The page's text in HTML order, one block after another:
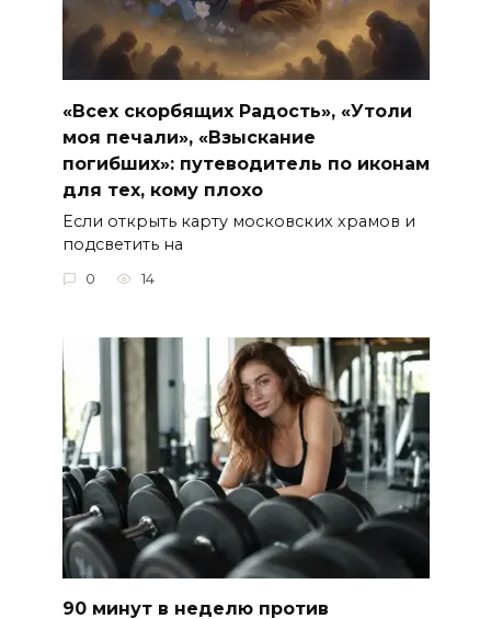
«Всех скорбящих Радость», «Утоли
моя печали», «Взыскание
погибших»: путеводитель по иконам
для тех, кому плохо
Если открыть карту московских храмов и
подсветить на
0 14
90 минут в неделю против